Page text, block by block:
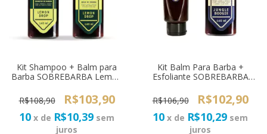
Kit Shampoo + Balm para
Barba SOBREBARBA Lemon
R$108,90
R$103,90
10 x de R$10,39 sem
juros
Kit Balm Para Barba +
Esfoliante SOBREBARBA
R$106,90
R$102,90
10 x de R$10,29 sem
juros